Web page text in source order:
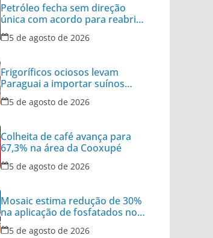
Petróleo fecha sem direção
única com acordo para reabrir
Ormuz no radar
5 de agosto de 2026
Frigoríficos ociosos levam
Paraguai a importar suínos
vivos do Brasil
5 de agosto de 2026
Colheita de café avança para
67,3% na área da Cooxupé
5 de agosto de 2026
Mosaic estima redução de 30%
na aplicação de fosfatados no
Brasil
5 de agosto de 2026